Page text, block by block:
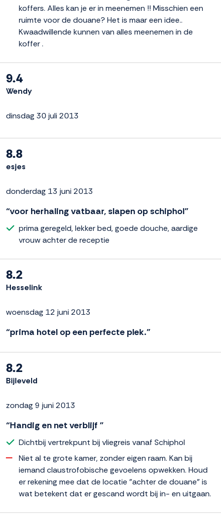
koffers. Alles kan je er in meenemen !! Misschien een
ruimte voor de douane? Het is maar een idee..
Kwaadwillende kunnen van alles meenemen in de
koffer .
9.4
Wendy
dinsdag 30 juli 2013
8.8
esjes
donderdag 13 juni 2013
“voor herhaling vatbaar, slapen op schiphol”
prima geregeld, lekker bed, goede douche, aardige
vrouw achter de receptie
8.2
Hesselink
woensdag 12 juni 2013
“prima hotel op een perfecte plek.”
8.2
Bijleveld
zondag 9 juni 2013
“Handig en net verblijf ”
Dichtbij vertrekpunt bij vliegreis vanaf Schiphol
Niet al te grote kamer, zonder eigen raam. Kan bij
iemand claustrofobische gevoelens opwekken. Houd
er rekening mee dat de locatie "achter de douane" is
wat betekent dat er gescand wordt bij in- en uitgaan.